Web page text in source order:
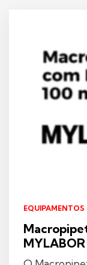
EQUIPAMENTOS
MYLABOR